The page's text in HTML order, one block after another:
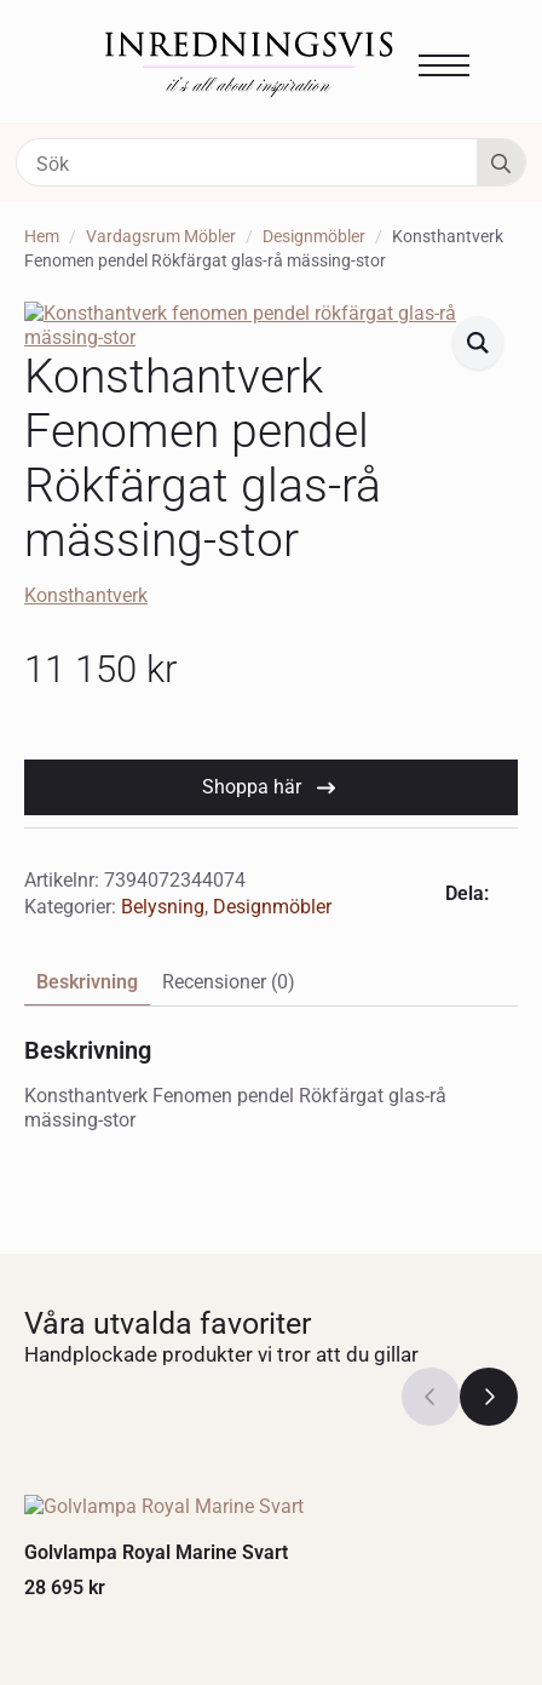
Hem Vardagsrum Möbler Designmöbler
Konsthantverk
Fenomen pendel Rökfärgat glas-rå mässing-stor
Konsthantverk
Fenomen pendel
Rökfärgat glas-rå
mässing-stor
Konsthantverk
11 150 kr
Shoppa här
Artikelnr: 7394072344074
Kategorier: Belysning, Designmöbler
Dela:
Beskrivning Recensioner (0)
Beskrivning
Konsthantverk Fenomen pendel Rökfärgat glas-rå
mässing-stor
Våra utvalda favoriter
Handplockade produkter vi tror att du gillar
Golvlampa Royal Marine Svart
28 695 kr